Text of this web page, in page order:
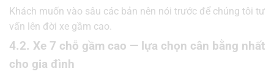
Khách muốn vào sâu các bản nên nói trước để chúng tôi tư
vấn lên đời xe gầm cao.
4.2. Xe 7 chỗ gầm cao — lựa chọn cân bằng nhất
cho gia đình